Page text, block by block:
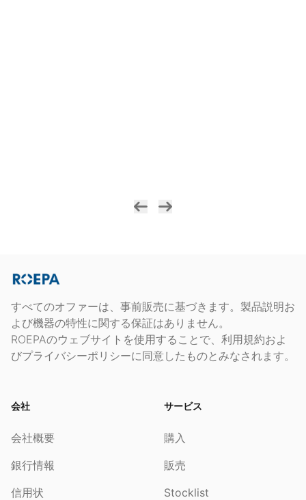
すべてのオファーは、事前販売に基づきます。製品説明お
よび機器の特性に関する保証はありません。
ROEPAのウェブサイトを使用することで、利用規約およ
びプライバシーポリシーに同意したものとみなされます。
会社
会社概要
銀行情報
信用状
サービス
購入
販売
Stocklist